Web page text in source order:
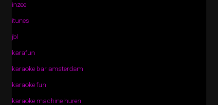
inzee
itunes
jbl
karafun
karaoke bar amsterdam
karaoke fun
karaoke machine huren